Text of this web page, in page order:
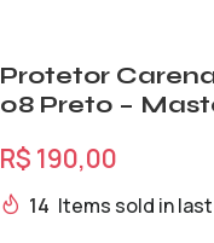
Protetor
08 Preto –
R$ 190,00
14 Items sold in